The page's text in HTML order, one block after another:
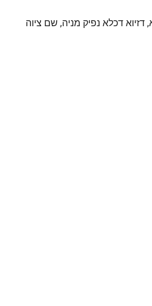
דזיוא דכלא נפיק מניה, שם ציוה